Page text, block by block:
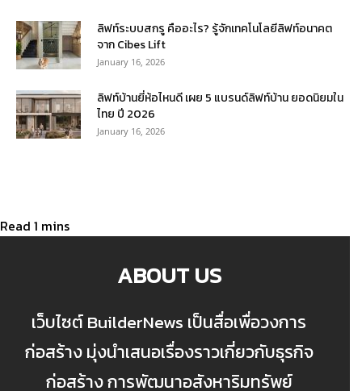
ลิฟท์ระบบสกรู คืออะไร? รู้จักเทคโนโลยีลิฟท์อนาคต
จาก Cibes Lift
January 16, 2026
ลิฟท์บ้านยี่ห้อไหนดี เผย 5 แบรนด์ลิฟท์บ้าน ยอดนิยมใน
ไทย ปี 2026
January 16, 2026
ABOUT US
เว็บไซต์ BuilderNews เป็นสื่อเพื่อวงการ
ก่อสร้าง มุ่งนำเสนอเรื่องราวเกี่ยวกับธุรกิจ
ก่อสร้าง การพัฒนาอสังหาริมทรัพย์